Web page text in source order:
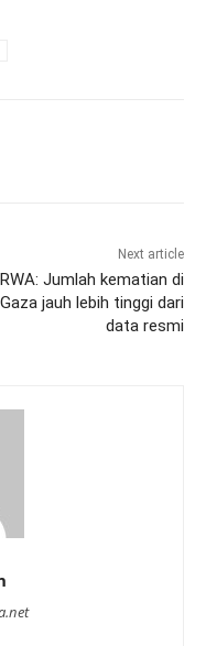
Next article
Jumlah kematian di
Gaza jauh lebih tinggi dari
data resmi